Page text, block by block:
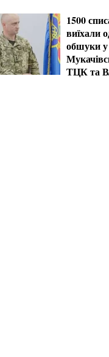
1500
виїхали
обшуки у
ТЦК та